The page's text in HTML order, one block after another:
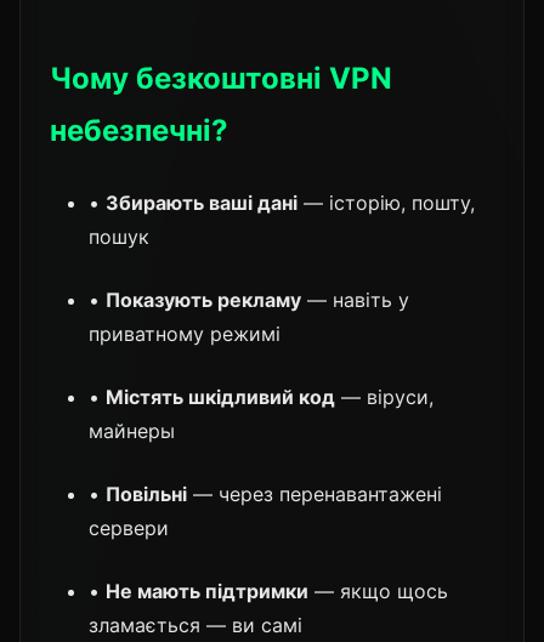
Чому безкоштовні VPN
небезпечні?
• Збирають ваші дані — історію, пошту,
пошук
• Показують рекламу — навіть у
приватному режимі
• Містять шкідливий код — віруси,
майнеры
• Повільні — через перенавантажені
сервери
• Не мають підтримки — якщо щось
зламається — ви самі